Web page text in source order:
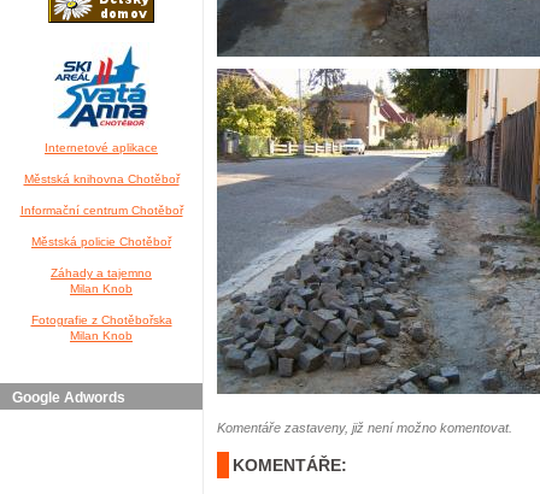
Internetové aplikace
Městská knihovna Chotěboř
Informační centrum Chotěboř
Městská policie Chotěboř
Záhady a tajemno
Milan Knob
Fotografie z Chotěbořska
Milan Knob
Google Adwords
Komentáře zastaveny, již není možno komentovat.
KOMENTÁŘE: